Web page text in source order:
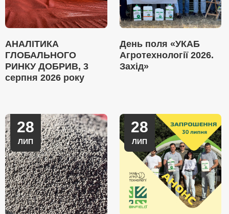
АНАЛІТИКА
ГЛОБАЛЬНОГО
РИНКУ ДОБРИВ, 3
серпня 2026 року
День поля «УКАБ
Агротехнології 2026.
Захід»
28
ЛИП
28
ЛИП